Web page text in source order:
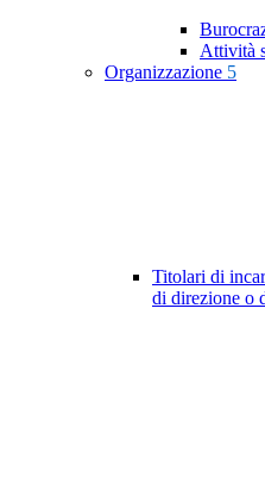
Attività
Organizzazione 5
Titolari di
di direzione o